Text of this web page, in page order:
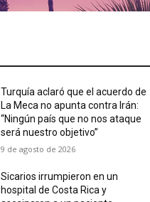
Turquía aclaró que el acuerdo de
La Meca no apunta contra Irán:
“Ningún país que no nos ataque
será nuestro objetivo”
9 de agosto de 2026
Sicarios irrumpieron en un
hospital de Costa Rica y